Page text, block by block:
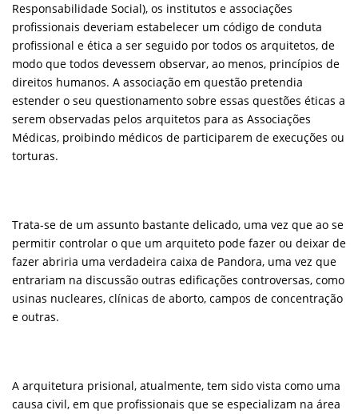
Responsabilidade Social), os institutos e associações
profissionais deveriam estabelecer um código de conduta
profissional e ética a ser seguido por todos os arquitetos, de
modo que todos devessem observar, ao menos, princípios de
direitos humanos. A associação em questão pretendia
estender o seu questionamento sobre essas questões éticas a
serem observadas pelos arquitetos para as Associações
Médicas, proibindo médicos de participarem de execuções ou
torturas.
Trata-se de um assunto bastante delicado, uma vez que ao se
permitir controlar o que um arquiteto pode fazer ou deixar de
fazer abriria uma verdadeira caixa de Pandora, uma vez que
entrariam na discussão outras edificações controversas, como
usinas nucleares, clínicas de aborto, campos de concentração
e outras.
A arquitetura prisional, atualmente, tem sido vista como uma
causa civil, em que profissionais que se especializam na área